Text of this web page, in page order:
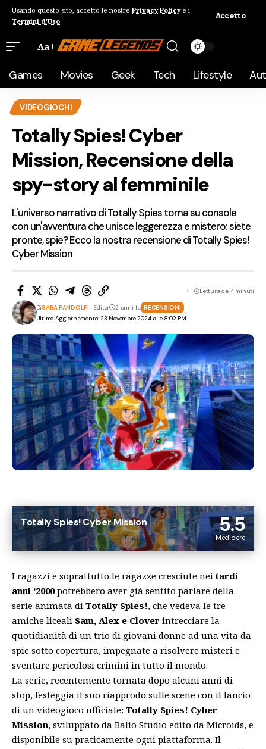
Usando questo sito, accetto le nostre Privacy Policye i
Termini d'Uso.
Accetto
Aa
Games Movies Geek Tech Lifestyle
VIDEOGIOCHI
Totally Spies! Cyber
Mission, Recensione della
spy-story al femminile
L'universo narrativo di Totally Spies torna su console
con un'avventura che unisce leggerezza e mistero: siete
pronte, spie? Ecco la nostra recensione di Totally Spies!
Cyber Mission
Ultimo Aggiornamento: 23 Novembre 2024 alle 8:02 PM
DiSARA PANDOLFI- Editor 2 anni fa RECENSIONI
Lettura da 4 minuti
5.5
Mediocre
Totally Spies! Cyber Mission
I ragazzi e soprattutto le ragazze cresciute neitardi
anni ‘2000potrebbero aver già sentito parlare della
serie animata di Totally Spies!, che vedeva le tre
amiche liceali Sam, Alex e Clover intrecciare la
quotidianità di un trio di giovani donne ad una vita da
spie sotto copertura, impegnate a risolvere misteri e
sventare pericolosi crimini in tutto il mondo.
La serie, recentemente tornata dopo alcuni anni di
stop, festeggia il suo riapprodo sulle scene con il lancio
di un videogioco ufficiale: Totally Spies! Cyber
Mission, sviluppato da Balio Studio edito da Microids, e
disponibile su praticamente ogni piattaforma. Il